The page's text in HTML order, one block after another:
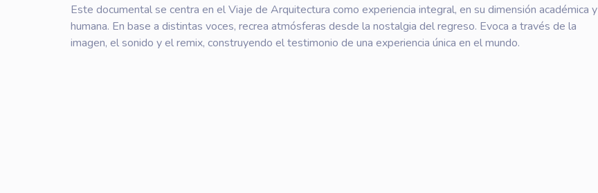
Este documental se centra en el Viaje de Arquitectura como experiencia integral, en su dimensión académica y
humana. En base a distintas voces, recrea atmósferas desde la nostalgia del regreso. Evoca a través de la
imagen, el sonido y el remix, construyendo el testimonio de una experiencia única en el mundo.